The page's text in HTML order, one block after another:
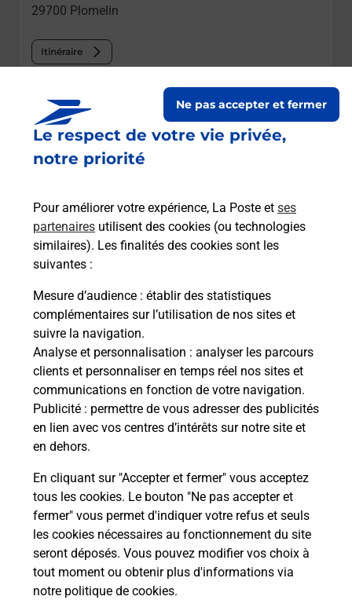
Le respect de votre vie privée,
notre priorité
Pour améliorer votre expérience, La Poste et ses
partenaires utilisent des cookies (ou technologies
similaires). Les finalités des cookies sont les
suivantes :
Mesure d’audience : établir des statistiques
complémentaires sur l’utilisation de nos sites et
suivre la navigation.
Analyse et personnalisation : analyser les parcours
clients et personnaliser en temps réel nos sites et
communications en fonction de votre navigation.
Publicité : permettre de vous adresser des publicités
en lien avec vos centres d’intérêts sur notre site et
en dehors.
En cliquant sur "Accepter et fermer" vous acceptez
tous les cookies. Le bouton "Ne pas accepter et
fermer" vous permet d'indiquer votre refus et seuls
les cookies nécessaires au fonctionnement du site
seront déposés. Vous pouvez modifier vos choix à
tout moment ou obtenir plus d'informations via
notre politique de cookies.
Ne pas accepter et fermer
29700 Plomelin
Itinéraire
Boîte aux lettres La Poste
Prochaine collecte du courrier vendredi
09h00
29700 Plomelin
Le lien s'ouvre dans un nouvel onglet
Boîte aux Lettres La Poste
Prochaine collecte du courriervendredià
09h00
3 Lieu Dit Kroaz Kermel
29700 Plomelin
Le lien s'ouvre dans un nouvel onglet
Localiser Liste Boîtes aux lettres Finistère Plomelin